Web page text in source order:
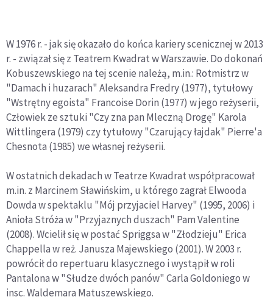
W 1976 r. - jak się okazało do końca kariery scenicznej w 2013
r. - związał się z Teatrem Kwadrat w Warszawie. Do dokonań
Kobuszewskiego na tej scenie należą, m.in.: Rotmistrz w
"Damach i huzarach" Aleksandra Fredry (1977), tytułowy
"Wstrętny egoista" Francoise Dorin (1977) w jego reżyserii,
Człowiek ze sztuki "Czy zna pan Mleczną Drogę" Karola
Wittlingera (1979) czy tytułowy "Czarujący łajdak" Pierre'a
Chesnota (1985) we własnej reżyserii.
W ostatnich dekadach w Teatrze Kwadrat współpracował
m.in. z Marcinem Sławińskim, u którego zagrał Elwooda
Dowda w spektaklu "Mój przyjaciel Harvey" (1995, 2006) i
Anioła Stróża w "Przyjaznych duszach" Pam Valentine
(2008). Wcielił się w postać Spriggsa w "Złodzieju" Erica
Chappella w reż. Janusza Majewskiego (2001). W 2003 r.
powrócił do repertuaru klasycznego i wystąpił w roli
Pantalona w "Słudze dwóch panów" Carla Goldoniego w
insc. Waldemara Matuszewskiego.